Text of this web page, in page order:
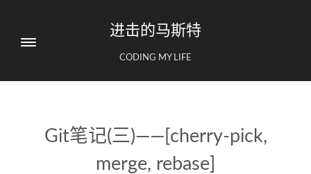
进击的马斯特
CODING MY LIFE
Git笔记(三)——[cherry-pick,
merge, rebase]